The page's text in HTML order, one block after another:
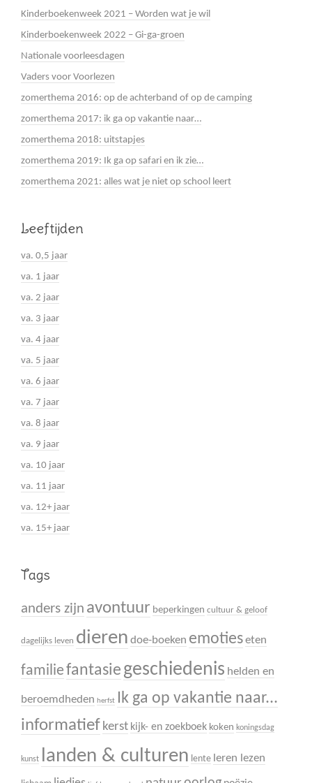
Kinderboekenweek 2021 – Worden wat je wil
Kinderboekenweek 2022 – Gi-ga-groen
Nationale voorleesdagen
Vaders voor Voorlezen
zomerthema 2016: op de achterband of op de camping
zomerthema 2017: ik ga op vakantie naar…
zomerthema 2018: uitstapjes
zomerthema 2019: Ik ga op safari en ik zie…
zomerthema 2021: alles wat je niet op school leert
Leeftijden
va. 0,5 jaar
va. 1 jaar
va. 2 jaar
va. 3 jaar
va. 4 jaar
va. 5 jaar
va. 6 jaar
va. 7 jaar
va. 8 jaar
va. 9 jaar
va. 10 jaar
va. 11 jaar
va. 12+ jaar
va. 15+ jaar
Tags
anders zijn avontuur beperkingen cultuur & geloof
dagelijks leven dieren doe-boeken emotieseten
familiefantasie geschiedenis helden en
beroemdheden herfst Ik ga op vakantie naar...
informatief kerst kijk- en zoekboek koken koningsdag
kunst landen & culturen lente leren lezen